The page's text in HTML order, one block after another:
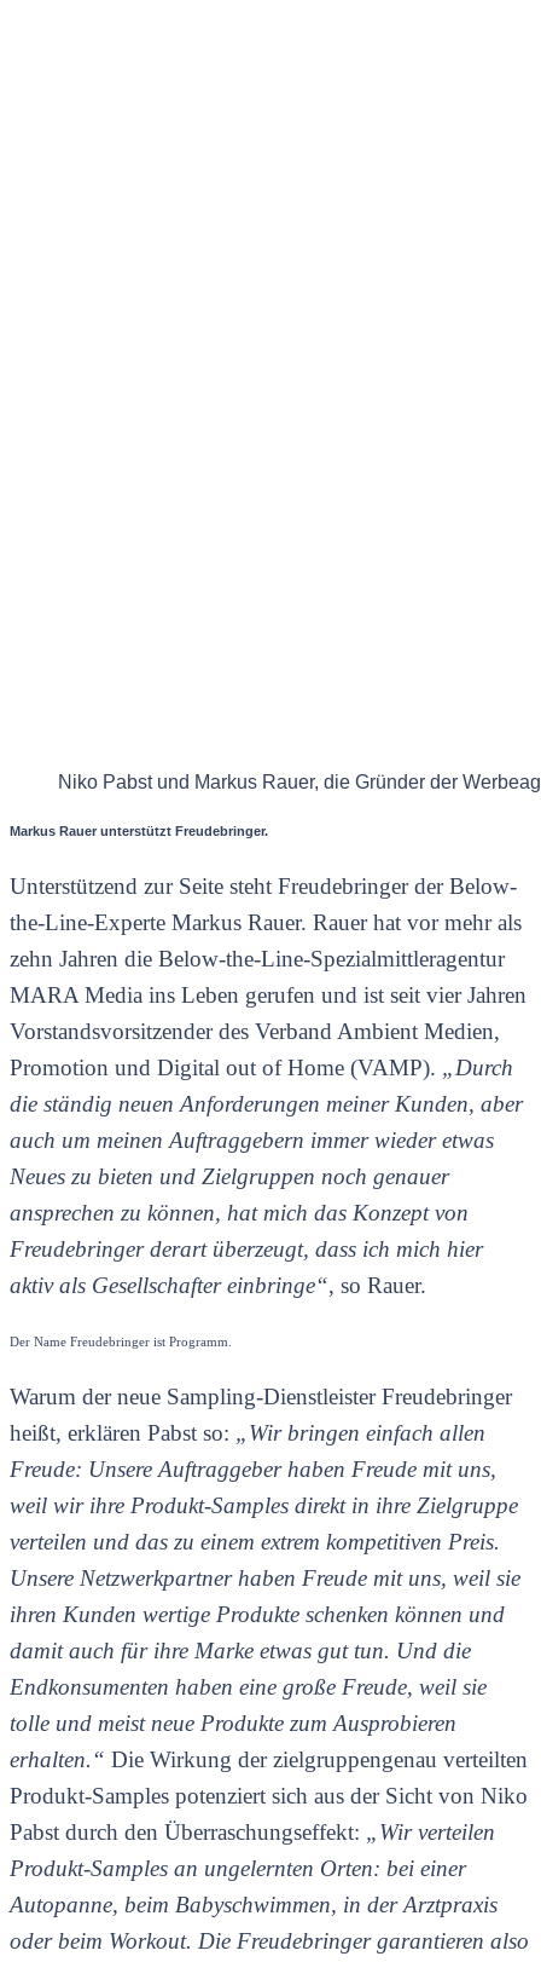
Niko Pabst und Markus Rauer, die Gründer der
Markus Rauer unterstützt Freudebringer.
Unterstützend zur Seite steht Freudebringer der Below-
the-Line-Experte Markus Rauer. Rauer hat vor mehr als
zehn Jahren die Below-the-Line-Spezialmittleragentur
MARA Media ins Leben gerufen und ist seit vier Jahren
Vorstandsvorsitzender des Verband Ambient Medien,
Promotion und Digital out of Home (VAMP). „Durch
die ständig neuen Anforderungen meiner Kunden, aber
auch um meinen Auftraggebern immer wieder etwas
Neues zu bieten und Zielgruppen noch genauer
ansprechen zu können, hat mich das Konzept von
Freudebringer derart überzeugt, dass ich mich hier
aktiv als Gesellschafter einbringe“, so Rauer.
Der Name Freudebringer ist Programm.
Warum der neue Sampling-Dienstleister Freudebringer
heißt, erklären Pabst so: „Wir bringen einfach allen
Freude: Unsere Auftraggeber haben Freude mit uns,
weil wir ihre Produkt-Samples direkt in ihre Zielgruppe
verteilen und das zu einem extrem kompetitiven Preis.
Unsere Netzwerkpartner haben Freude mit uns, weil sie
ihren Kunden wertige Produkte schenken können und
damit auch für ihre Marke etwas gut tun. Und die
Endkonsumenten haben eine große Freude, weil sie
tolle und meist neue Produkte zum Ausprobieren
erhalten.“ Die Wirkung der zielgruppengenau verteilten
Produkt-Samples potenziert sich aus der Sicht von Niko
Pabst durch den Überraschungseffekt: „Wir verteilen
Produkt-Samples an ungelernten Orten: bei einer
Autopanne, beim Babyschwimmen, in der Arztpraxis
oder beim Workout. Die Freudebringer garantieren also